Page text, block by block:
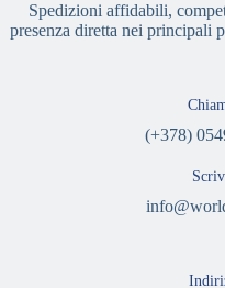
Spedizioni affidabili,
presenza diretta nei principali
(+378)